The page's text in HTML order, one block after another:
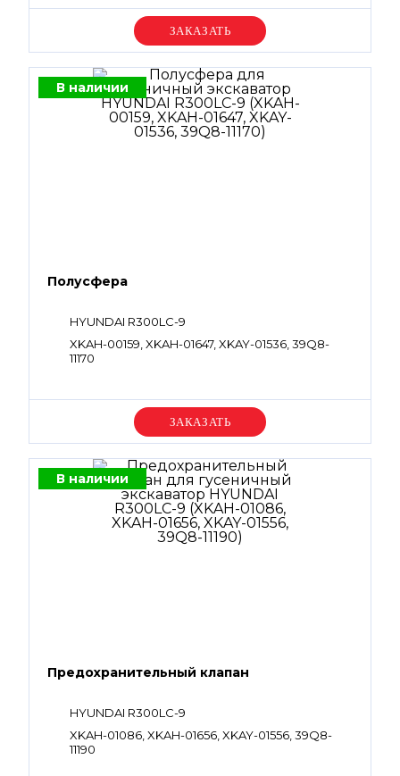
Уточняйте цену
В наличии
Полусфера
HYUNDAI R300LC-9
XKAH-00159, XKAH-01647, XKAY-01536, 39Q8-
11170
Уточняйте цену
В наличии
Предохранительный клапан
HYUNDAI R300LC-9
XKAH-01086, XKAH-01656, XKAY-01556, 39Q8-
11190